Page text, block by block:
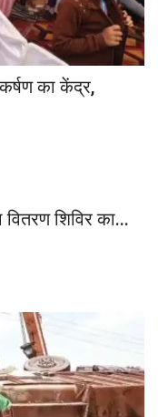
का केंद्र,
शिविर का...